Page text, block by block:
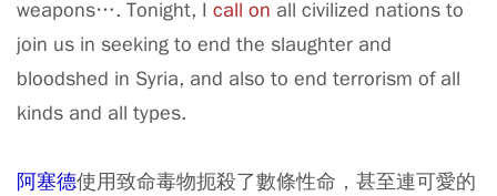
weapons…. Tonight, I call on all civilized nations to
join us in seeking to end the slaughter and
bloodshed in Syria, and also to end terrorism of all
kinds and all types.
阿塞德使用致命毒物扼殺了數條性命，甚至連可愛的